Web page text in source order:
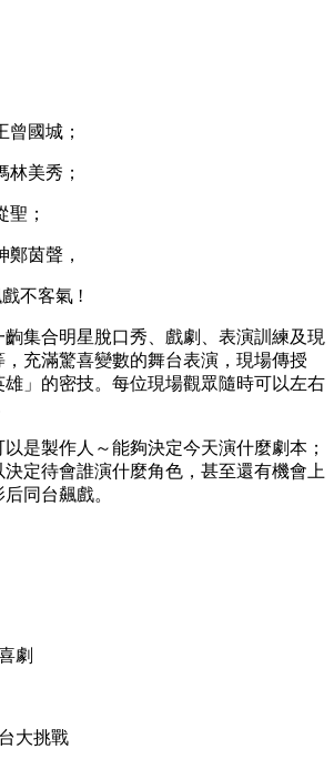
國城；
林美秀；
聖；
鄭茵聲，
不客氣 !
齣集合明星脫口秀、戲劇、表演訓練及現
充滿驚喜變數的舞台表演，現場傳授
雄」的密技。每位現場觀眾隨時可以左右
是製作人～能夠決定今天演什麼劇本；
定待會誰演什麼角色，甚至還有機會上
同台飆戲。
劇
大挑戰